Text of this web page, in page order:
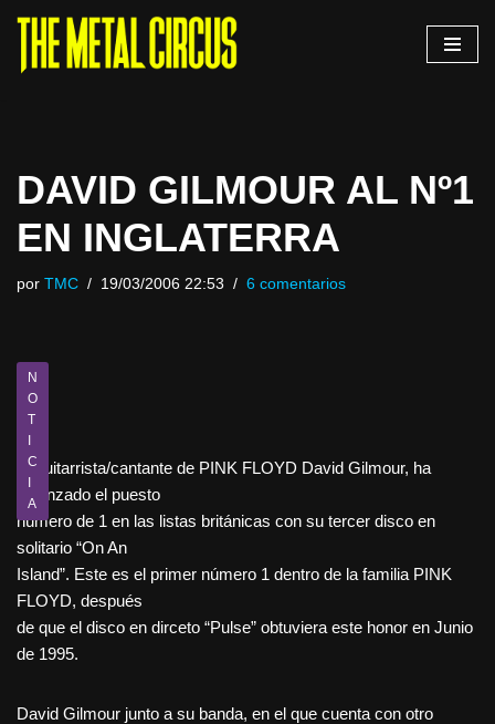
Saltar
DAVID GILMOUR AL Nº1
EN INGLATERRA
por TMC 19/03/2006 22:53 6 comentarios
N
O
T
I
C
I
A
El guitarrista/cantante de PINK FLOYD David Gilmour, ha
alcanzado el puesto
número de 1 en las listas británicas con su tercer disco en
solitario “On An
Island”. Este es el primer número 1 dentro de la familia PINK
FLOYD, después
de que el disco en dirceto “Pulse” obtuviera este honor en Junio
de 1995.
David Gilmour junto a su banda, en el que cuenta con otro